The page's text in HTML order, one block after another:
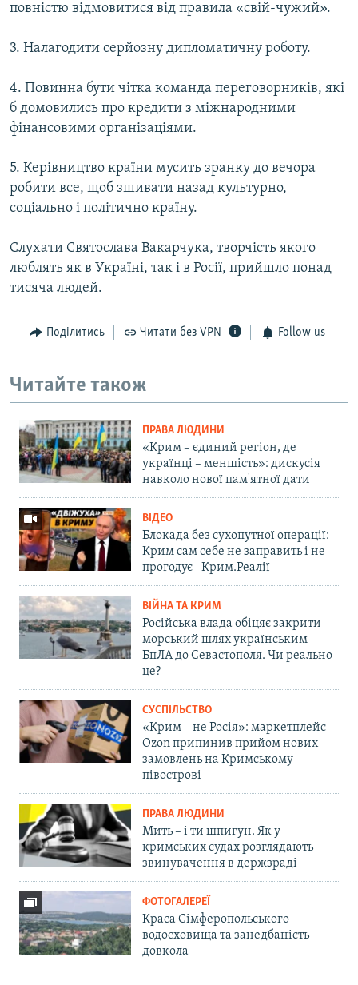
повністю відмовитися від правила «свій-чужий».
3. Налагодити серйозну дипломатичну роботу.
4. Повинна бути чітка команда переговорників, які
б домовились про кредити з міжнародними
фінансовими організаціями.
5. Керівництво країни мусить зранку до вечора
робити все, щоб зшивати назад культурно,
соціально і політично країну.
Слухати Святослава Вакарчука, творчість якого
люблять як в Україні, так і в Росії, прийшло понад
тисяча людей.
Поділитись Читати без VPN Follow us
Читайте також
ПРАВА ЛЮДИНИ
«Крим – єдиний регіон, де
українці – меншість»: дискусія
навколо нової пам'ятної дати
ВІДЕО
Блокада без сухопутної операції:
Крим сам себе не заправить і не
прогодує | Крим.Реалії
ВІЙНА ТА КРИМ
Російська влада обіцяє закрити
морський шлях українським
БпЛА до Севастополя. Чи реально
це?
СУСПІЛЬСТВО
«Крим – не Росія»: маркетплейс
Ozon припинив прийом нових
замовлень на Кримському
півострові
ПРАВА ЛЮДИНИ
Мить – і ти шпигун. Як у
кримських судах розглядають
звинувачення в держзраді
ФОТОГАЛЕРЕЇ
Краса Сімферопольського
водосховища та занедбаність
довкола